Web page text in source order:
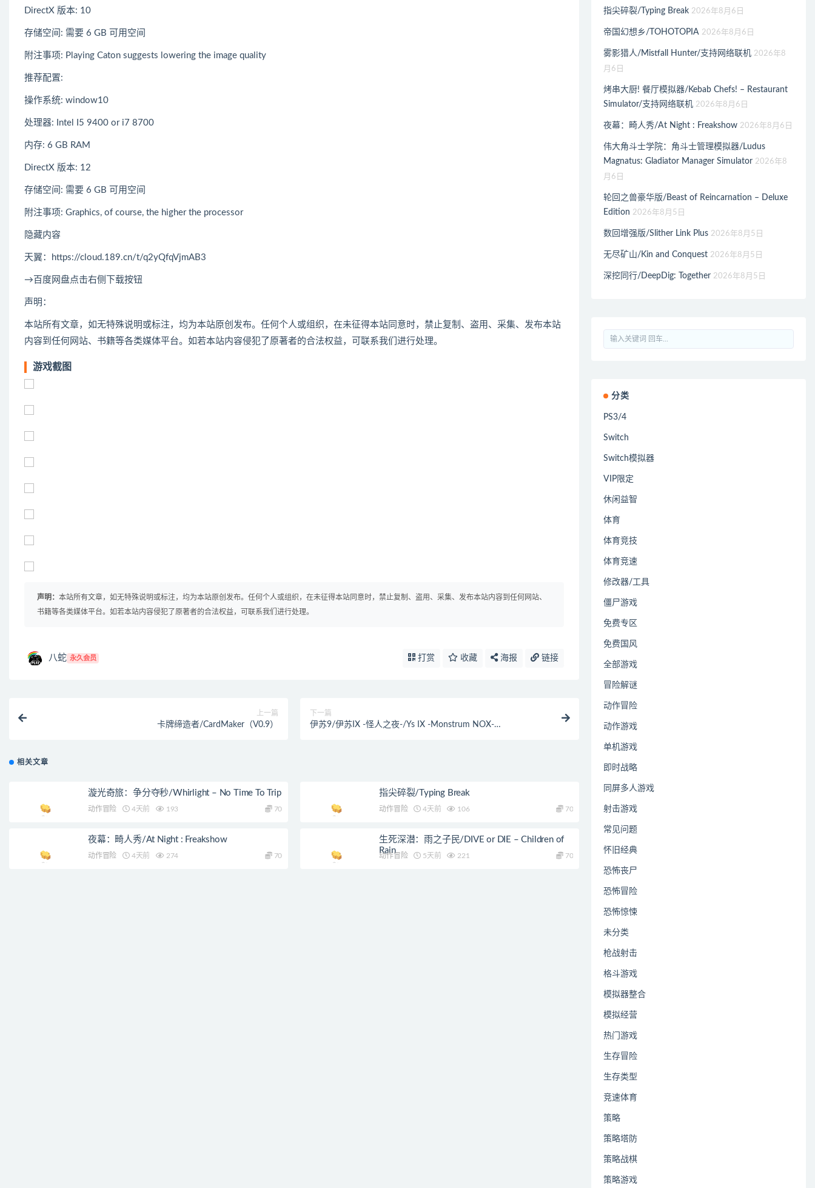
DirectX 版本: 10
存储空间: 需要 6 GB 可用空间
附注事项: Playing Caton suggests lowering the image quality
推荐配置:
操作系统: window10
处理器: Intel I5 9400 or i7 8700
内存: 6 GB RAM
DirectX 版本: 12
存储空间: 需要 6 GB 可用空间
附注事项: Graphics, of course, the higher the processor
隐藏内容
天翼：https://cloud.189.cn/t/q2yQfqVjmAB3
→百度网盘点击右侧下载按钮
声明：
本站所有文章，如无特殊说明或标注，均为本站原创发布。任何个人或组织，在未征得本站同意时，禁止复制、盗用、采集、发布本站
内容到任何网站、书籍等各类媒体平台。如若本站内容侵犯了原著者的合法权益，可联系我们进行处理。
游戏截图
声明： 本站所有文章，如无特殊说明或标注，均为本站原创发布。任何个人或组织，在未征得本站同意时，禁止复制、盗用、采集、发布本站内容到任何网站、
书籍等各类媒体平台。如若本站内容侵犯了原著者的合法权益，可联系我们进行处理。
八蛇 永久会员 打赏 收藏 海报 链接
上一篇
卡牌缔造者/CardMaker（V0.9）
下一篇
伊苏9/伊苏IX -怪人之夜-/Ys IX -Monstrum NOX-
相关文章
漩光奇旅：争分夺秒/Whirlight – No Time To Trip
动作冒险 4天前 193 70
指尖碎裂/Typing Break
动作冒险 4天前 106 70
夜幕：畸人秀/At Night : Freakshow
动作冒险 4天前 274 70
生死深潜：雨之子民/DIVE or DIE – Children of
Rain
动作冒险 5天前 221 70
指尖碎裂/Typing Break 2026年8月6日
帝国幻想乡/TOHOTOPIA 2026年8月6日
雾影猎人/Mistfall Hunter/支持网络联机 2026年8
月6日
烤串大厨! 餐厅模拟器/Kebab Chefs! – Restaurant
Simulator/支持网络联机 2026年8月6日
夜幕：畸人秀/At Night : Freakshow 2026年8月6日
伟大角斗士学院：角斗士管理模拟器/Ludus
Magnatus: Gladiator Manager Simulator 2026年8
月6日
轮回之兽豪华版/Beast of Reincarnation – Deluxe
Edition 2026年8月5日
数回增强版/Slither Link Plus 2026年8月5日
无尽矿山/Kin and Conquest 2026年8月5日
深挖同行/DeepDig: Together 2026年8月5日
分类
PS3/4
Switch
Switch模拟器
VIP限定
休闲益智
体育
体育竞技
体育竞速
修改器/工具
僵尸游戏
免费专区
免费国风
全部游戏
冒险解谜
动作冒险
动作游戏
单机游戏
即时战略
同屏多人游戏
射击游戏
常见问题
怀旧经典
恐怖丧尸
恐怖冒险
恐怖惊悚
未分类
枪战射击
格斗游戏
模拟器整合
模拟经营
热门游戏
生存冒险
生存类型
竞速体育
策略
策略塔防
策略战棋
策略游戏